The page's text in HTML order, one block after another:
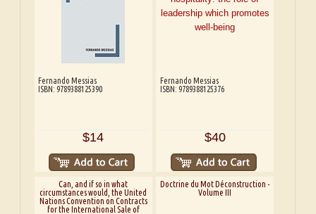
Fernando Messias
ISBN: 9789388125390
$14
Fernando Messias
ISBN: 9789388125376
$40
Can, and if so in what
circumstances would, the United
Nations Convention on Contracts
for the International Sale of
Doctrine du Mot Déconstruction -
Volume III